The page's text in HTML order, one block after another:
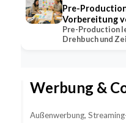
Pre-
Vorbereitung
Pre-Production
Drehbuch und
Werbung &
Außenwerbung,